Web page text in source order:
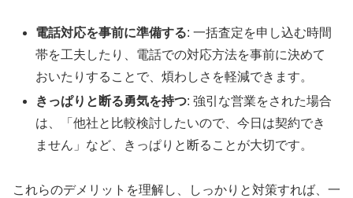
電話対応を事前に準備する: 一括査定を申し込む時間
帯を工夫したり、電話での対応方法を事前に決めて
おいたりすることで、煩わしさを軽減できます。
きっぱりと断る勇気を持つ: 強引な営業をされた場合
は、「他社と比較検討したいので、今日は契約でき
ません」など、きっぱりと断ることが大切です。
これらのデメリットを理解し、しっかりと対策すれば、一